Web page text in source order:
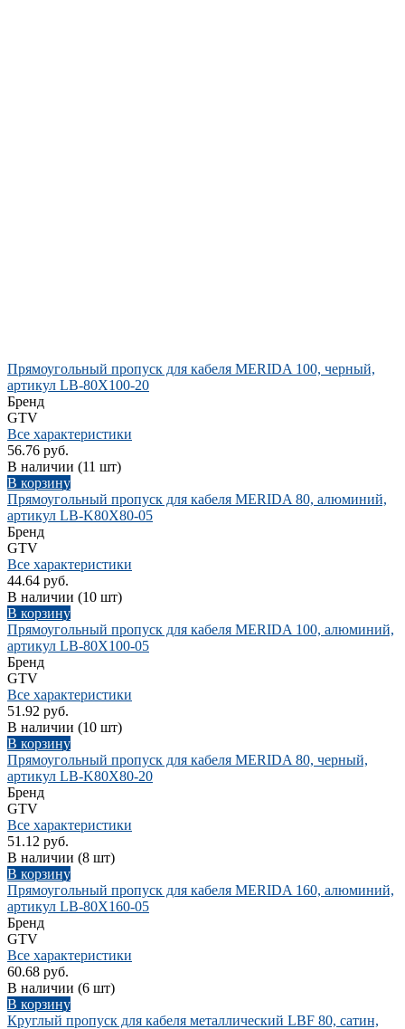
Прямоугольный пропуск для кабеля MERIDA 100, черный,
артикул LB-80X100-20
Бренд
GTV
Все характеристики
56.76 руб.
В наличии (11 шт)
В корзину
Прямоугольный пропуск для кабеля MERIDA 80, алюминий,
артикул LB-K80X80-05
Бренд
GTV
Все характеристики
44.64 руб.
В наличии (10 шт)
В корзину
Прямоугольный пропуск для кабеля MERIDA 100, алюминий,
артикул LB-80X100-05
Бренд
GTV
Все характеристики
51.92 руб.
В наличии (10 шт)
В корзину
Прямоугольный пропуск для кабеля MERIDA 80, черный,
артикул LB-K80X80-20
Бренд
GTV
Все характеристики
51.12 руб.
В наличии (8 шт)
В корзину
Прямоугольный пропуск для кабеля MERIDA 160, алюминий,
артикул LB-80X160-05
Бренд
GTV
Все характеристики
60.68 руб.
В наличии (6 шт)
В корзину
Круглый пропуск для кабеля металлический LBF 80, сатин,